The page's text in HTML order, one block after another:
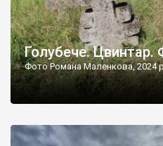
Голубече. Цвинтар.
Фото Романа Маленкова, 2024